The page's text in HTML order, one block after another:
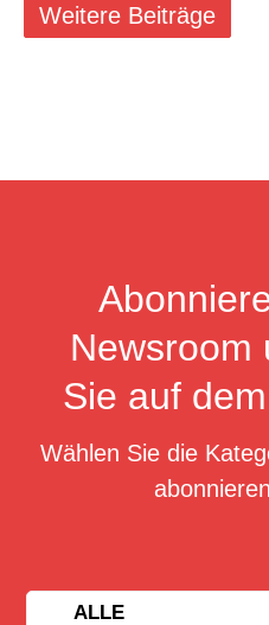
Weitere Beiträge
Newsroom
Sie auf
Wählen Sie die
ALLE